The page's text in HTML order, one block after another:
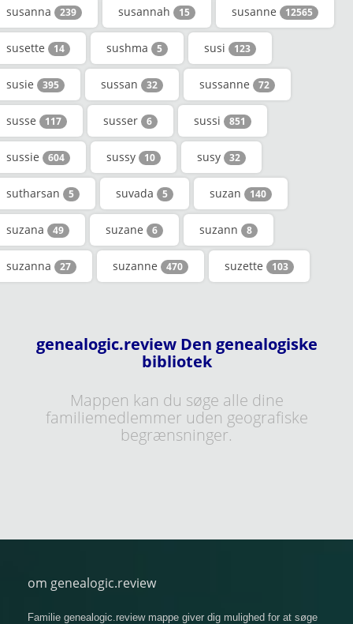
susanna 239 susannah 15 susanne 12565
susette 14 sushma 5 susi 123
susie 395 sussan 32 sussanne 72
susse 117 susser 6 sussi 851
sussie 604 sussy 10 susy 32
sutharsan 5 suvada 5 suzan 140
suzana 49 suzane 6 suzann 8
suzanna 27 suzanne 470 suzette 103
genealogic.review Den genealogiske
bibliotek
Mappen kan du søge alle dine
familiemedlemmer uden geografiske
begrænsninger.
om genealogic.review
Familie genealogic.review mappe giver dig mulighed for at søge